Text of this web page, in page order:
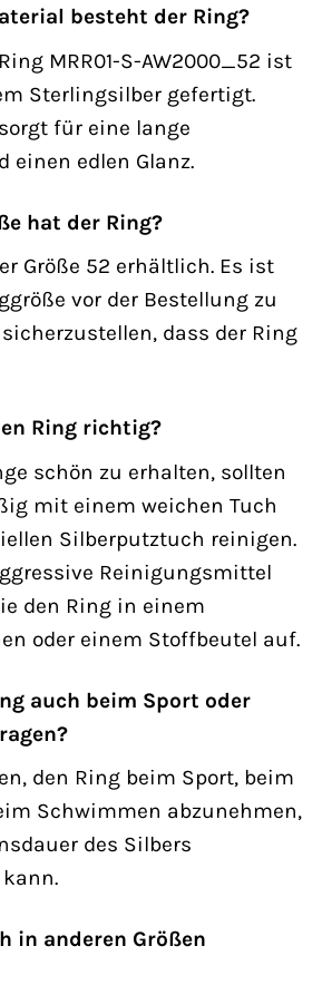
besteht der Ring?
MRR01-S-AW2000_52 ist
Sterlingsilber gefertigt.
für eine lange
einen edlen Glanz.
hat der Ring?
Größe 52 erhältlich. Es ist
vor der Bestellung zu
dass der Ring
Ring richtig?
schön zu erhalten, sollten
mit einem weichen Tuch
Silberputztuch reinigen.
Reinigungsmittel
den Ring in einem
oder einem Stoffbeutel auf.
auch beim Sport oder
den Ring beim Sport, beim
Schwimmen abzunehmen,
des Silbers
in anderen Größen